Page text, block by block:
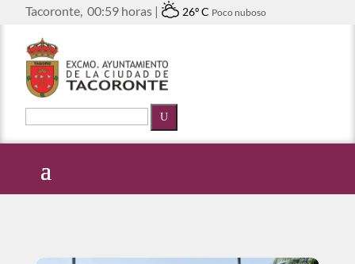
Tacoronte, 00:59 horas | 26º C Poco nuboso
U